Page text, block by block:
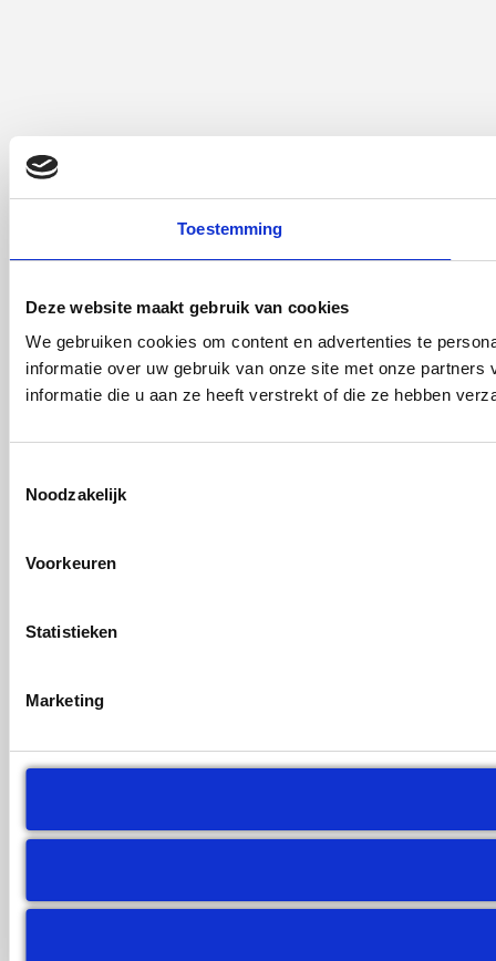
Toestemming
Deze website maakt gebruik van cookies
We gebruiken cookies om content en advertenties te
informatie over uw gebruik van onze site met onze
informatie die u aan ze heeft verstrekt of die ze hebben
Noodzakelijk
Voorkeuren
Statistieken
Marketing